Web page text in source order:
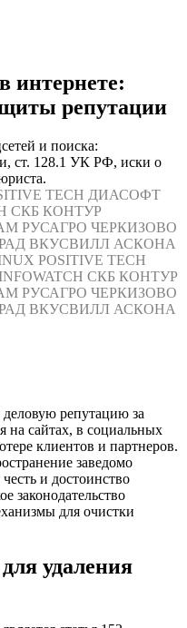
интернете:
репутации
и поиска:
ст. 128.1 УК РФ, иски о
TECH ДИАСОФТ
СКБ КОНТУР
РУСАГРО ЧЕРКИЗОВО
ВКУСВИЛЛ АСКОНА
POSITIVE TECH
СКБ КОНТУР
РУСАГРО ЧЕРКИЗОВО
ВКУСВИЛЛ АСКОНА
репутацию за
на сайтах, в социальных
клиентов и партнеров.
заведомо
и достоинство
законодательство
для очистки
удаления